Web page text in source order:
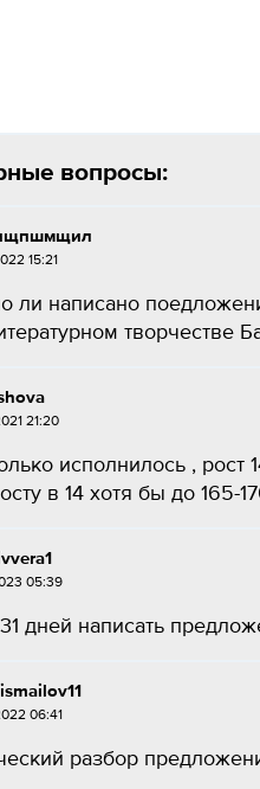
вопросы:
15:21
ли написано
творчестве
21:20
исполнилось , рост
в 14 хотя бы до 165-
05:39
дней написать
06:41
разбор